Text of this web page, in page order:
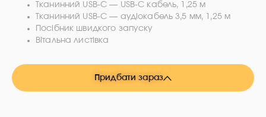
Тканинний USB-C — USB-C кабель, 1,25 м
Тканинний USB-C — аудіокабель 3,5 мм, 1,25 м
Посібник швидкого запуску
Вітальна листівка
Придбати зараз